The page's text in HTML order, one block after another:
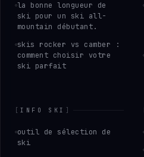
la bonne longueur de
ski pour un ski all-
mountain débutant.
skis rocker vs camber :
comment choisir votre
ski parfait
[INFO SKI ]
outil de sélection de
ski